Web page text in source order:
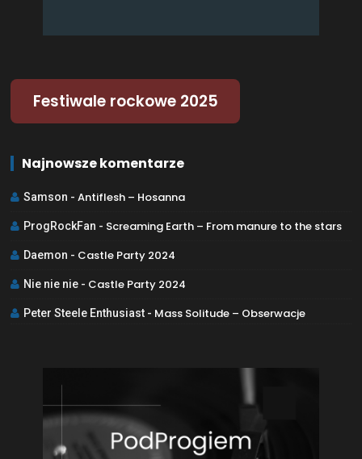
Festiwale rockowe 2025
Najnowsze komentarze
Samson - Antiflesh – Hosanna
ProgRockFan - Screaming Earth – From manure to the stars
Daemon - Castle Party 2024
Nie nie nie - Castle Party 2024
Peter Steele Enthusiast - Mass Solitude – Obserwacje